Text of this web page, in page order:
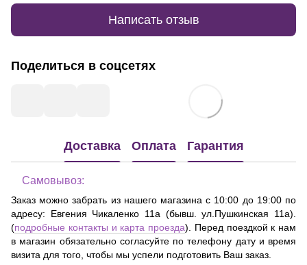
Написать отзыв
Поделиться в соцсетях
Доставка Оплата Гарантия
Самовывоз:
Заказ можно забрать из нашего магазина с 10:00 до 19:00 по
адресу: Евгения Чикаленко 11а (бывш. ул.Пушкинская 11а)
(подробные контакты и карта проезда). Перед поездкой к нам
в магазин обязательно согласуйте по телефону дату и время
визита для того, чтобы мы успели подготовить Ваш заказ.